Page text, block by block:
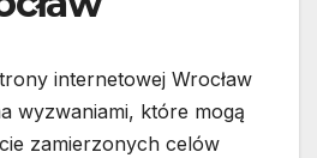
internetowej Wrocław
wyzwaniami, które mogą
zamierzonych celów